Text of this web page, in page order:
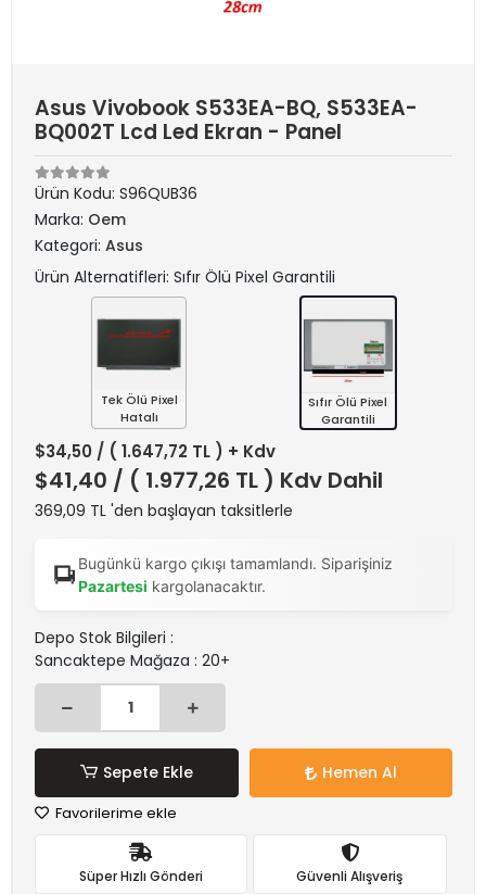
Asus Vivobook S533EA-BQ, S533EA-
BQ002T Lcd Led Ekran - Panel
Ürün Kodu: S96QUB36
Marka: Oem
Kategori: Asus
Ürün Alternatifleri: Sıfır Ölü Pixel Garantili
Tek Ölü Pixel
Hatalı
Sıfır Ölü Pixel
Garantili
$34,50 / ( 1.647,72 TL ) + Kdv
$41,40 / ( 1.977,26 TL ) Kdv Dahil
369,09 TL 'den başlayan taksitlerle
Bugünkü kargo çıkışı tamamlandı. Siparişiniz
Pazartesi kargolanacaktır.
Depo Stok Bilgileri :
Sancaktepe Mağaza : 20+
Sepete Ekle Hemen Al
Favorilerime ekle
Süper Hızlı Gönderi Güvenli Alışveriş